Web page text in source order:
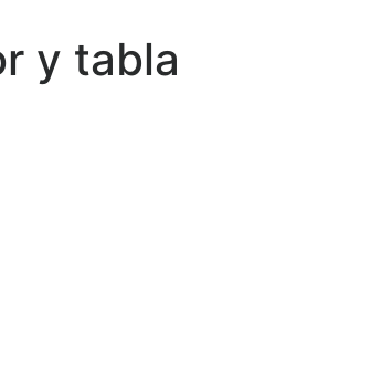
y tabla